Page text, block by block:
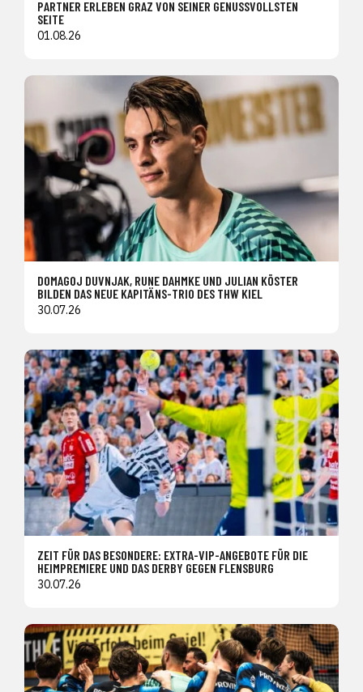
PARTNER ERLEBEN GRAZ VON SEINER GENUSSVOLLSTEN
SEITE
01.08.26
DOMAGOJ DUVNJAK, RUNE DAHMKE UND JULIAN KÖSTER
BILDEN DAS NEUE KAPITÄNS-TRIO DES THW KIEL
30.07.26
ZEIT FÜR DAS BESONDERE: EXTRA-VIP-ANGEBOTE FÜR DIE
HEIMPREMIERE UND DAS DERBY GEGEN FLENSBURG
30.07.26